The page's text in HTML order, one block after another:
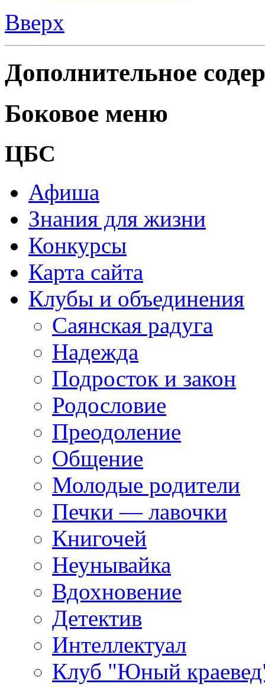
Вверх
Дополнительное
Боковое меню
ЦБС
Афиша
Знания для жизни
Конкурсы
Карта сайта
Клубы и объединения
Саянская радуга
Надежда
Подросток и закон
Родословие
Преодоление
Общение
Молодые родители
Печки — лавочки
Книгочей
Неунывайка
Вдохновение
Детектив
Интеллектуал
Клуб "Юный